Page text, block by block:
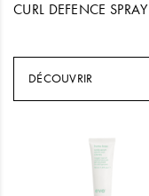
CURL DEFENCE SPRAY
DÉCOUVRIR